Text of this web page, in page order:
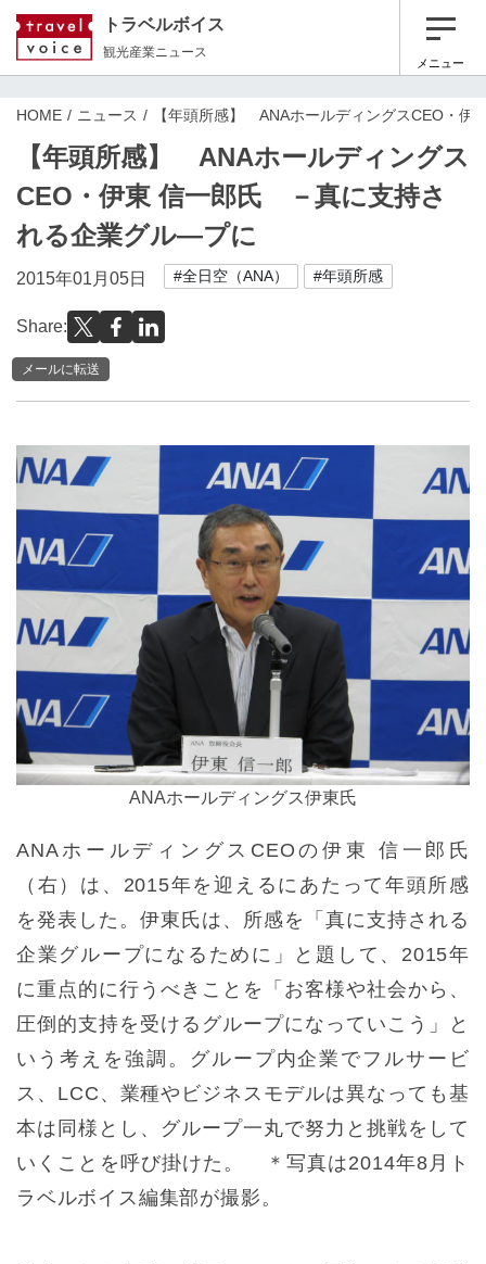
トラベルボイス
観光産業ニュース
メニュー
HOME ニュース 【年頭所感】 ANAホールディングスCEO・
【年頭所感】 ANAホールディングス
CEO・伊東 信一郎氏 －真に支持さ
れる企業グル―プに
2015年01月05日 #全日空（ANA） #年頭所感
Share:
メールに転送
ANAホールディングス伊東氏
ANAホールディングスCEOの伊東 信一郎氏
（右）は、2015年を迎えるにあたって年頭所感
を発表した。伊東氏は、所感を「真に支持される
企業グループになるために」と題して、2015年
に重点的に行うべきことを「お客様や社会から、
圧倒的支持を受けるグループになっていこう」と
いう考えを強調。グループ内企業でフルサービ
ス、LCC、業種やビジネスモデルは異なっても基
本は同様とし、グループ一丸で努力と挑戦をして
いくことを呼び掛けた。 ＊写真は2014年8月ト
ラベルボイス編集部が撮影。